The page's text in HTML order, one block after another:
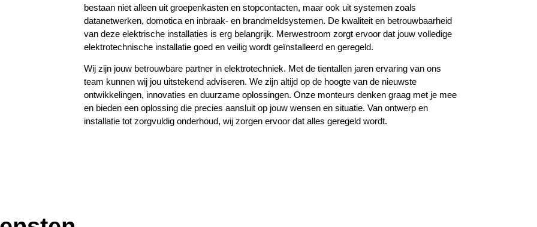
bestaan niet alleen uit groepenkasten en stopcontacten, maar ook uit systemen zoals
datanetwerken, domotica en inbraak- en brandmeldsystemen. De kwaliteit en betrouwbaarheid
van deze elektrische installaties is erg belangrijk. Merwestroom zorgt ervoor dat jouw volledige
elektrotechnische installatie goed en veilig wordt geïnstalleerd en geregeld.
Wij zijn jouw betrouwbare partner in elektrotechniek. Met de tientallen jaren ervaring van ons
team kunnen wij jou uitstekend adviseren. We zijn altijd op de hoogte van de nieuwste
ontwikkelingen, innovaties en duurzame oplossingen. Onze monteurs denken graag met je mee
en bieden een oplossing die precies aansluit op jouw wensen en situatie. Van ontwerp en
installatie tot zorgvuldig onderhoud, wij zorgen ervoor dat alles geregeld wordt.